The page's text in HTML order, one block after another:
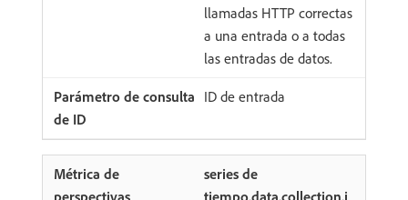
llamadas HTTP correctas
a una entrada o a todas
las entradas de datos.
ID de entrada
series de
tiempo.data.collection.i